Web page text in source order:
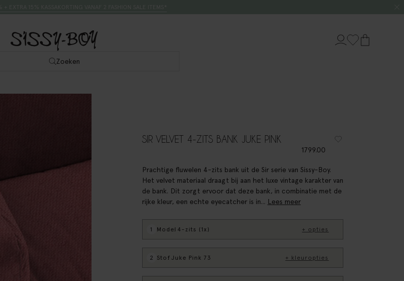
Zoeken
SIR VELVET 4-ZITS BANK JUKE PINK
1799.00
Prachtige fluwelen 4-zits bank uit de Sir serie van Sissy-Boy.
Het velvet materiaal draagt bij aan het luxe vintage karakter van
de bank. Dit zorgt ervoor dat deze bank, in combinatie met de
rijke kleur, een echte eyecatcher is in... Lees meer
1 Model
: 4-zits (1x) + opties
2 Stof: Juke Pink 73 + kleuropties